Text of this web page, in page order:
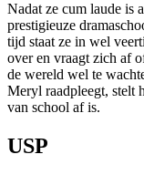
Nadat ze cum laude is
prestigieuze
tijd staat ze in wel
over en vraagt zich af
de wereld wel te
Meryl raadpleegt, stelt
van school af is.
USP